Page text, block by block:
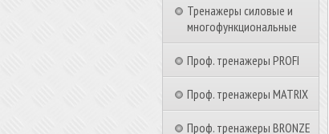
Тренажеры силовые и
многофункциональные
Проф. тренажеры PROFI
Проф. тренажеры MATRIX
Проф. тренажеры BRONZE